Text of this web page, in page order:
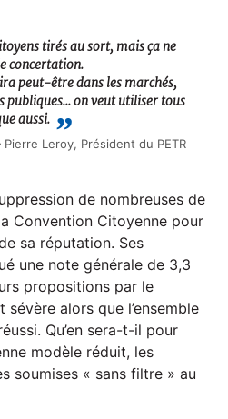
tirés au sort, mais ça ne
concertation.
peut-être dans les marchés,
publiques... on veut utiliser tous
aussi.
Pierre Leroy, Président du PETR
de nombreuses de
Convention Citoyenne pour
sa réputation. Ses
une note générale de 3,3
propositions par le
alors que l’ensemble
Qu’en sera-t-il pour
modèle réduit, les
soumises « sans filtre » au